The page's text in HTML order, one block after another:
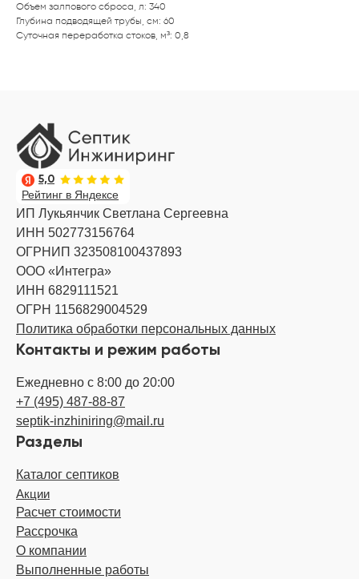
Объем залпового сброса, л: 340
Глубина подводящей трубы, см: 60
Суточная переработка стоков, м³: 0,8
Рейтинг в Яндексе
5,0
ИП Лукьянчик Светлана Сергеевна
ИНН 502773156764
ОГРНИП 323508100437893
ООО «Интегра»
ИНН 6829111521
ОГРН 1156829004529
Политика обработки персональных данных
Контакты и режим работы
Ежедневно с 8:00 до 20:00
+7 (495) 487-88-87
septik-inzhiniring@mail.ru
Разделы
Каталог септиков
Акции
Расчет стоимости
Рассрочка
О компании
Выполненные работы